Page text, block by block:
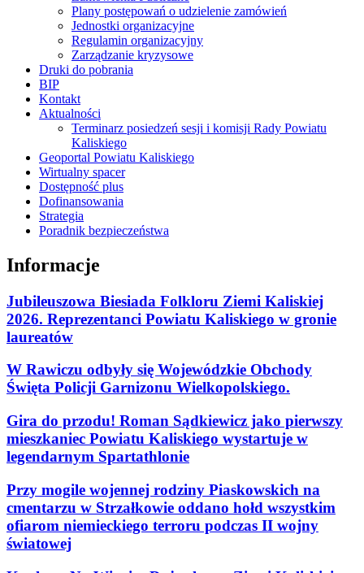
Plany postępowań o udzielenie zamówień
Jednostki organizacyjne
Regulamin organizacyjny
Zarządzanie kryzysowe
Druki do pobrania
BIP
Kontakt
Aktualności
Terminarz posiedzeń sesji i komisji Rady Powiatu
Kaliskiego
Geoportal Powiatu Kaliskiego
Wirtualny spacer
Dostępność plus
Dofinansowania
Strategia
Poradnik bezpieczeństwa
Informacje
Jubileuszowa Biesiada Folkloru Ziemi Kaliskiej
2026. Reprezentanci Powiatu Kaliskiego w gronie
laureatów
W Rawiczu odbyły się Wojewódzkie Obchody
Święta Policji Garnizonu Wielkopolskiego.
Gira do przodu! Roman Sądkiewicz jako pierwszy
mieszkaniec Powiatu Kaliskiego wystartuje w
legendarnym Spartathlonie
Przy mogile wojennej rodziny Piaskowskich na
cmentarzu w Strzałkowie oddano hołd wszystkim
ofiarom niemieckiego terroru podczas II wojny
światowej